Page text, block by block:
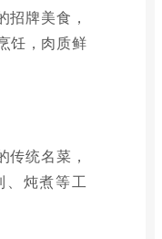
招牌美食，
饪，肉质鲜
传统名菜，
、炖煮等工